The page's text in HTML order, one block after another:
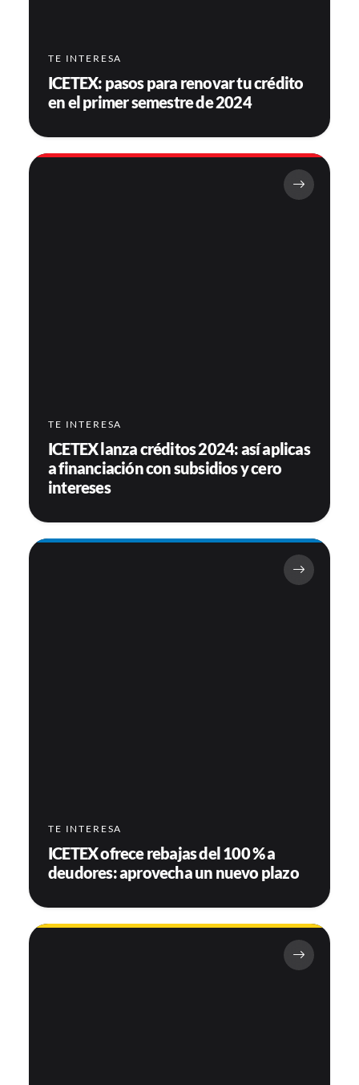
TE INTERESA
ICETEX: pasos para renovar tu crédito
en el primer semestre de 2024
TE INTERESA
ICETEX lanza créditos 2024: así aplicas
a financiación con subsidios y cero
intereses
TE INTERESA
ICETEX ofrece rebajas del 100 % a
deudores: aprovecha un nuevo plazo